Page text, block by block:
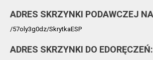
ADRES SKRZYNKI PODAWCZEJ
/57oly3g0dz/SkrytkaESP
ADRES SKRZYNKI DO EDORĘCZEŃ: